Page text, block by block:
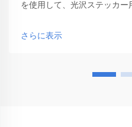
を使用して、光沢ステッカー
しましょう。
さらに表示